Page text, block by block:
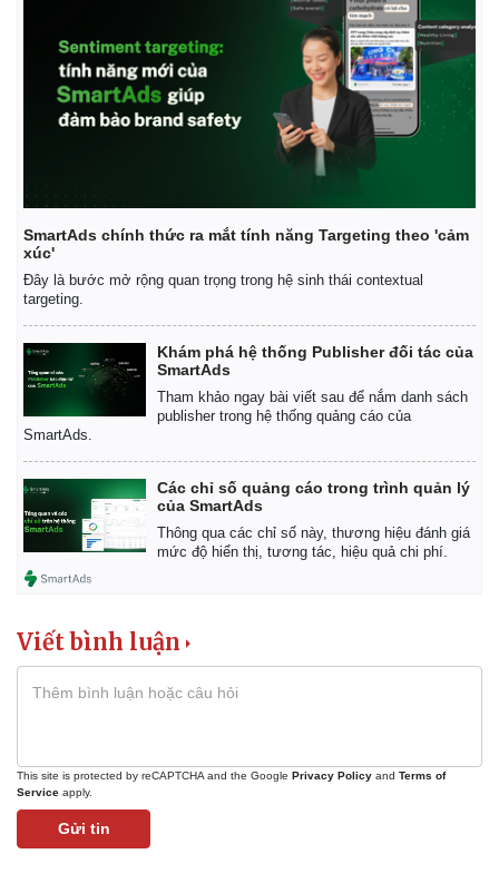
Bất động sản
Khởi nghiệp
SmartAds chính thức ra mắt tính năng Targeting theo 'cảm
xúc'
Đây là bước mở rộng quan trọng trong hệ sinh thái contextual
targeting.
Khám phá hệ thống Publisher đối tác của
SmartAds
Tham khảo ngay bài viết sau để nắm danh sách
publisher trong hệ thống quảng cáo của
SmartAds.
Các chỉ số quảng cáo trong trình quản lý
của SmartAds
Thông qua các chỉ số này, thương hiệu đánh giá
mức độ hiển thị, tương tác, hiệu quả chi phí.
Viết bình luận
This site is protected by reCAPTCHA and the Google Privacy Policy and Terms of
Service apply.
Gửi tin